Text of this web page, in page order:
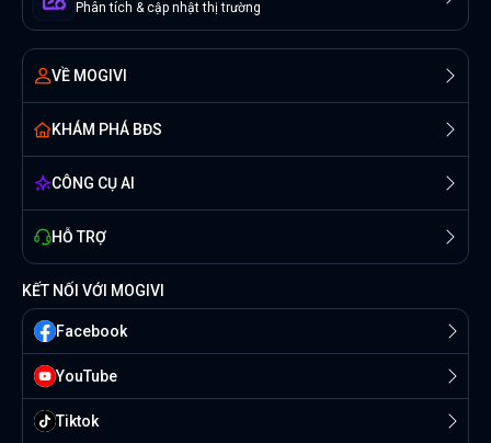
Phân tích & cập nhật thị trường
VỀ MOGIVI
KHÁM PHÁ BĐS
CÔNG CỤ AI
HỖ TRỢ
KẾT NỐI VỚI MOGIVI
Facebook
YouTube
Tiktok